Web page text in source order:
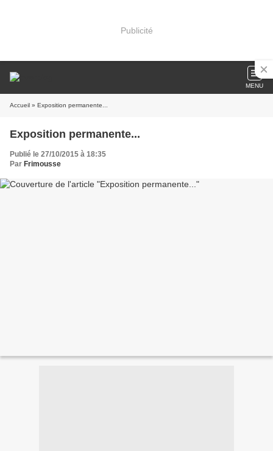
Publicité
MENU
Accueil » Exposition permanente...
Exposition permanente...
Publié le 27/10/2015 à 18:35
Par Frimousse